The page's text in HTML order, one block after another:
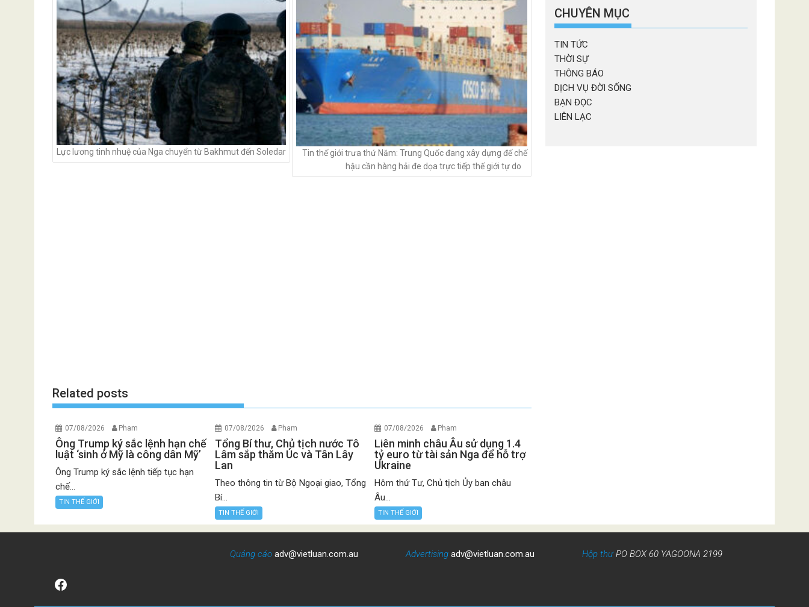
Lực lương tinh nhuệ của Nga chuyển từ Bakhmut đến Soledar
Tin thế giới trưa thứ Năm: Trung Quốc đang xây dựng đế chế
hậu cần hàng hải đe dọa trực tiếp thế giới tự do
Related posts
07/08/2026 Pham
Ông Trump ký sắc lệnh hạn chế
luật ‘sinh ở Mỹ là công dân Mỹ’
Ông Trump ký sắc lệnh tiếp tục hạn
chế...
TIN THẾ GIỚI
07/08/2026 Pham
Tổng Bí thư, Chủ tịch nước Tô
Lâm sắp thăm Úc và Tân Lây
Lan
Theo thông tin từ Bộ Ngoại giao, Tổng
Bí...
TIN THẾ GIỚI
07/08/2026 Pham
Liên minh châu Âu sử dụng 1.4
tỷ euro từ tài sản Nga để hỗ trợ
Ukraine
Hôm thứ Tư, Chủ tịch Ủy ban châu
Âu...
TIN THẾ GIỚI
mục
CHUYÊN MỤC
TIN TỨC
THỜI SỰ
THÔNG BÁO
DỊCH VỤ ĐỜI SỐNG
BẠN ĐỌC
LIÊN LẠC
Quảng cáoadv@vietluan.com.au Advertising adv@vietluan.com.au Hộp thưPO BOX 60 YAGOONA 2199
Facebook